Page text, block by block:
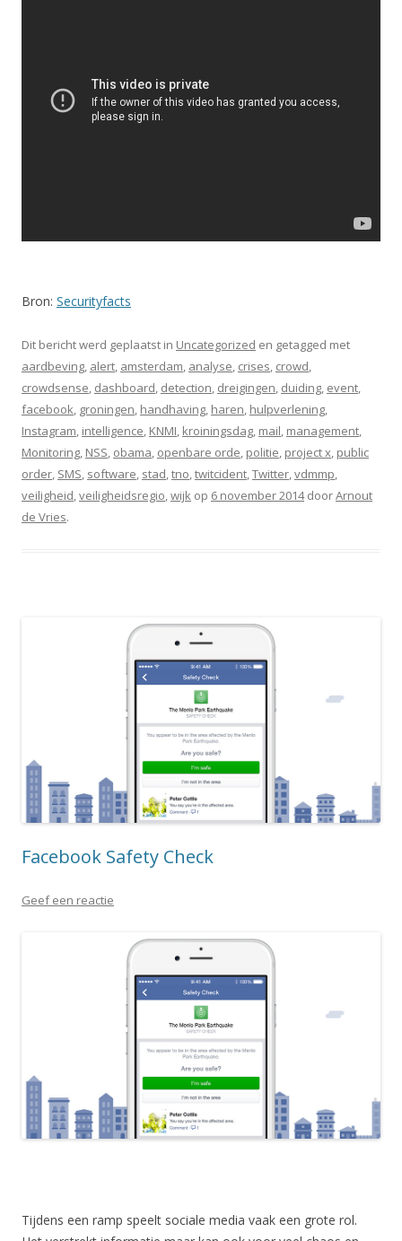
Bron: Securityfacts
Dit bericht werd geplaatst in Uncategorized en getagged met
aardbeving, alert, amsterdam, analyse, crises, crowd,
crowdsense, dashboard, detection, dreigingen, duiding, event,
facebook, groningen, handhaving, haren, hulpverlening,
Instagram, intelligence, KNMI, kroiningsdag, mail, management,
Monitoring, NSS, obama, openbare orde, politie, project x, public
order, SMS, software, stad,tno,twitcident,Twitter,vdmmp,
veiligheid,veiligheidsregio,wijk op 6 november 2014doorArnout
de Vries.
Facebook Safety Check
Geef een reactie
Tijdens een ramp speelt sociale media vaak een grote rol.